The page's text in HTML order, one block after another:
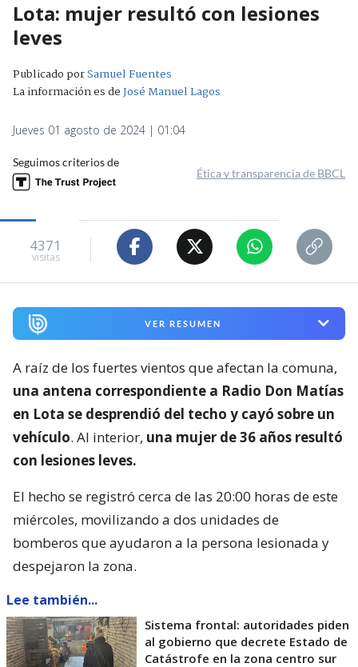
Lota: mujer resultó con lesiones
leves
Publicado porSamuel Fuentes
La información es deJosé Manuel Lagos
Jueves 01 agosto de 2024 | 01:04
Seguimos criterios de
Ética y transparencia de BBCL
4371
visitas
VER RESUMEN
A raíz de los fuertes vientos que afectan la comuna,
una antena correspondiente a Radio Don Matías
en Lota se desprendió del techo y cayó sobre un
vehículo. Al interior, una mujer de 36 años resultó
con lesiones leves.
El hecho se registró cerca de las 20:00 horas de este
miércoles, movilizando a dos unidades de
bomberos que ayudaron a la persona lesionada y
despejaron la zona.
Lee también...
Sistema frontal: autoridades piden
al gobierno que decrete Estado de
Catástrofe en la zona centro sur